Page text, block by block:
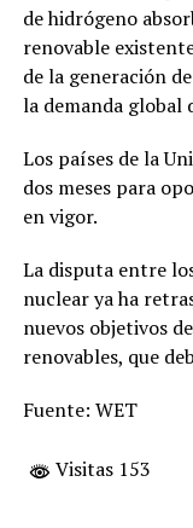
de hidrógeno
renovable
de la generación
la demanda global
Los países de la
dos meses para
en vigor.
La disputa entre
nuclear ya ha
nuevos objetivos
renovables, que
Fuente: WET
Visitas 153